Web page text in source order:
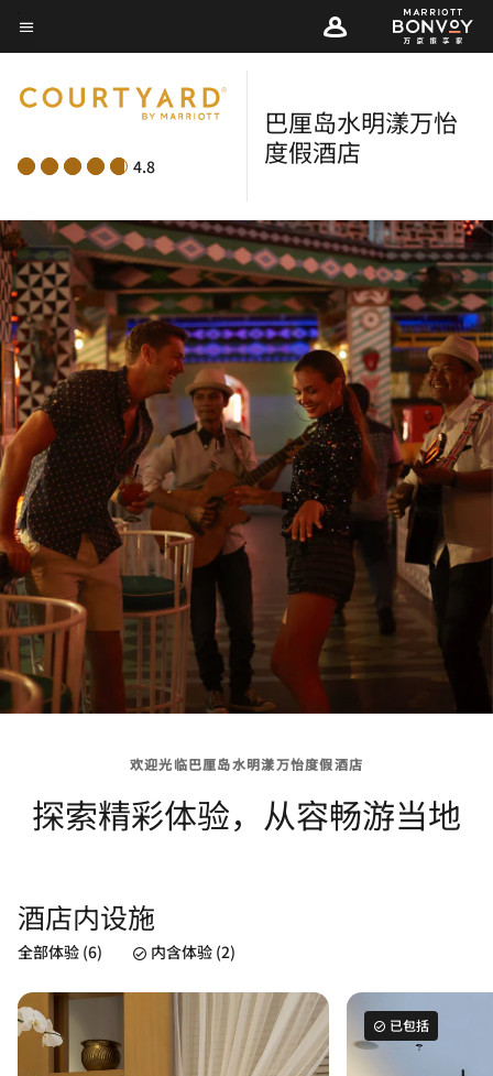
Skip
to
content
菜单文本
4.8
巴厘岛水明漾万怡
度假酒店
欢迎光临巴厘岛水明漾万怡度假酒店
探索精彩体验，从容畅游当地
酒店内设施
全部体验 (6) 内含体验 (2)
已包括